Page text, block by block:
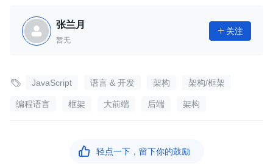
张兰月
暂无
 关注
 JavaScript 语言 & 开发 架构 架构/框架
编程语言 框架 大前端 后端 架构
 轻点一下，留下你的鼓励